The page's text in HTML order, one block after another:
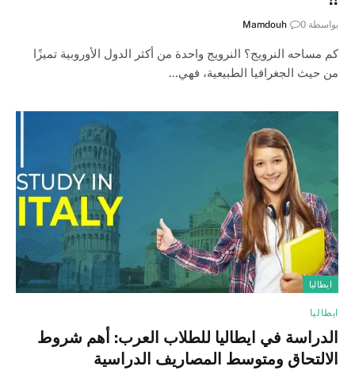
بواسطة Mamdouh 0
كم مساحه النرويج؟ النرويج واحدة من أكثر الدول الأوروبية تميزًا
من حيث الجغرافيا الطبيعية، فهي…
ايطاليا
ايطاليا
الدراسة في ايطاليا للطلاب العرب: أهم شروط
الالتحاق ومتوسط المصاريف الدراسية